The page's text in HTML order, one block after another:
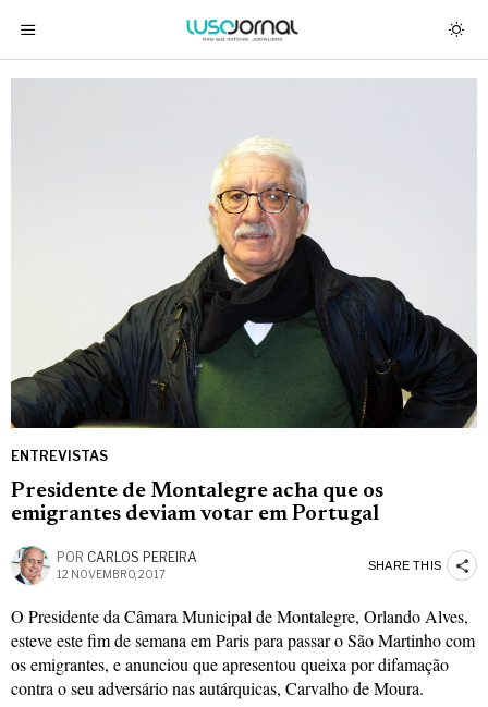
ENTREVISTAS
Presidente de Montalegre acha que os
emigrantes deviam votar em Portugal
POR CARLOS PEREIRA
12 NOVEMBRO, 2017
SHARE THIS
O Presidente da Câmara Municipal de Montalegre, Orlando Alves,
esteve este fim de semana em Paris para passar o São Martinho com
os emigrantes, e anunciou que apresentou queixa por difamação
contra o seu adversário nas autárquicas, Carvalho de Moura.